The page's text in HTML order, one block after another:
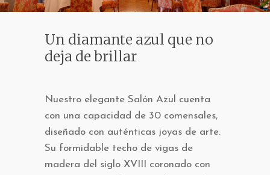
Un diamante azul que no
deja de brillar
Nuestro elegante Salón Azul cuenta
con una capacidad de 30 comensales,
diseñado con auténticas joyas de arte.
Su formidable techo de vigas de
madera del siglo XVIII coronado con